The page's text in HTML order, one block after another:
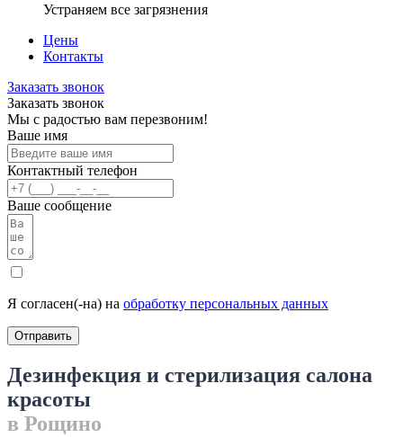
Устраняем все загрязнения
Цены
Контакты
Заказать звонок
Заказать звонок
Мы с радостью вам перезвоним!
Ваше имя
Контактный телефон
Ваше сообщение
Я согласен(-на) на обработку персональных данных
Отправить
Дезинфекция и стерилизация салона
красоты
в Рощино